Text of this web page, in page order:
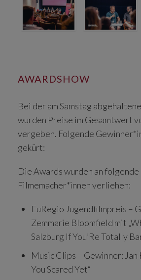
AWARDSHOW
Bei der am Samstag
wurden Preise im Gesamtwert
vergeben. Folgende
gekürt:
Die Awards wurden an folgende
Filmemacher*innen verliehen:
EuRegio Jugendfilmpreis –
Zemmarie Bloomfield mit
Salzburg If You’Re Totally
Music Clips – Gewinner: Jan
You Scared Yet“